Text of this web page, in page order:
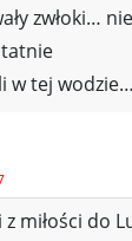
zwłoki…
w tej
z miłości do